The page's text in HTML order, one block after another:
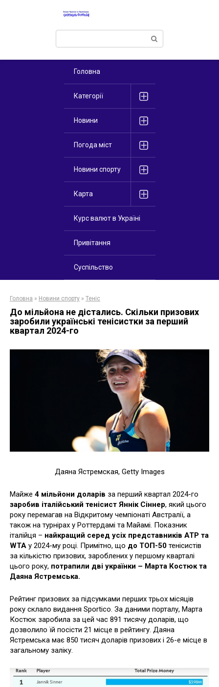
Поиск:
Головна
Категорії
Новини
Погода міст
Новини спорту
Карта
Курс валют в Україні
Привітання
Суспільство
Головна » Новини спорту » Теніс
До мільйона не дістались. Скільки призових
заробили українські тенісистки за перший
квартал 2024-го
Даяна Ястремская, Getty Images
Майже 4 мільйони доларів за перший квартал 2024-го
заробив італійський тенісист Яннік Сіннер, який цього
року перемагав на Відкритому чемпіонаті Австралії, а
також на турнірах у Роттердамі та Майамі. Показник
італійця – найкращий серед усіх представників ATP та
WTA у 2024-му році. Примітно, що до ТОП-50 тенісистів
за кількістю призових, зароблених у першому кварталі
цього року, потрапили дві українки – Марта Костюк та
Даяна Ястремська.
Рейтинг призових за підсумками перших трьох місяців
року склало видання Sportico. За даними порталу, Марта
Костюк заробила за цей час 891 тисячу доларів, що
дозволило їй посісти 21 місце в рейтингу. Даяна
Ястремська має 850 тисяч доларів призових і 26-е місце в
загальному заліку.